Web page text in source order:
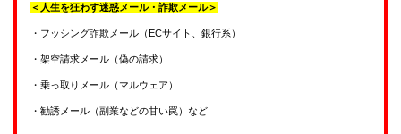
＜人生を狂わす迷惑メール・詐欺メール＞
・フッシング詐欺メール（ECサイト、銀行系）
・架空請求メール（偽の請求）
・乗っ取りメール（マルウェア）
・勧誘メール（副業などの甘い罠）など